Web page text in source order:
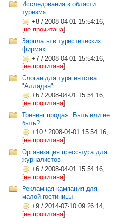
Исследования в области
туризма.
+8 / 2008-04-01 15:54:16,
[не прочитана]
Зарплаты в туристических
фирмах
+7 / 2008-04-01 15:54:16,
[не прочитана]
Слоган для турагентства
"Алладин"
+6 / 2008-04-01 15:54:16,
[не прочитана]
Тренинг продаж. Быть или не
быть?
+10 / 2008-04-01 15:54:16,
[не прочитана]
Организация пресс-тура для
журналистов
+6 / 2008-04-01 15:54:16,
[не прочитана]
Рекламная кампания для
малой гостиницы
+9 / 2014-07-10 09:26:14,
[не прочитана]